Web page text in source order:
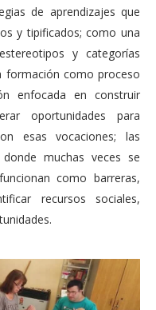
de aprendizajes que
y tipificados; como una
y categorías
formación como proceso
enfocada en construir
oportunidades para
esas vocaciones; las
muchas veces se
como barreras,
recursos sociales,